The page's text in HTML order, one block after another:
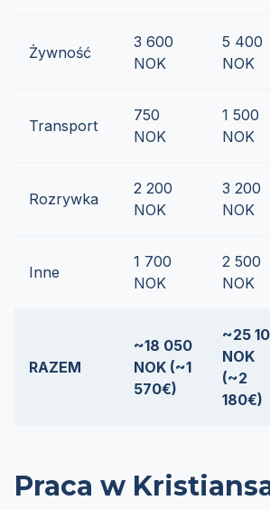
Żywność
3 600
NOK
5 400
NOK
Transport
750
NOK
1 500
NOK
Rozrywka
2 200
NOK
3 200
NOK
Inne
1 700
NOK
2 500
NOK
RAZEM
~18 050
NOK (~1
570€)
~25
NOK
(~2
180€)
Praca w